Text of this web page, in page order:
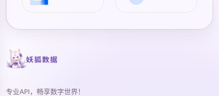
专业API，畅享数字世界！